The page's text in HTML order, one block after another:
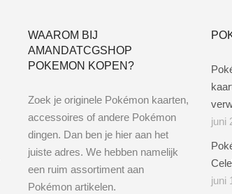
WAAROM BIJ
AMANDATCGSHOP
POKEMON KOPEN?
Zoek je originele Pokémon kaarten,
accessoires of andere Pokémon
dingen. Dan ben je hier aan het
juiste adres. We hebben namelijk
een ruim assortiment aan
Pokémon artikelen.
juni
juni